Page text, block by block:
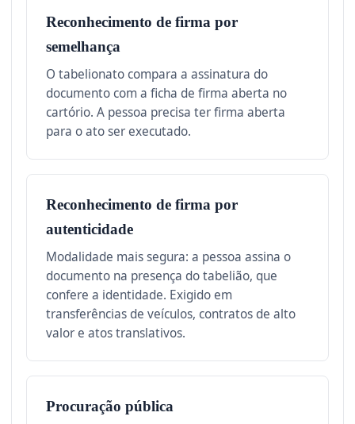
Reconhecimento de firma por
semelhança
O tabelionato compara a assinatura do
documento com a ficha de firma aberta no
cartório. A pessoa precisa ter firma aberta
para o ato ser executado.
Reconhecimento de firma por
autenticidade
Modalidade mais segura: a pessoa assina o
documento na presença do tabelião, que
confere a identidade. Exigido em
transferências de veículos, contratos de alto
valor e atos translativos.
Procuração pública